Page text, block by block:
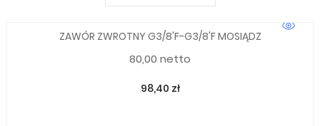
ZAWÓR ZWROTNY G3/8'F-G3/8'F MOSIĄDZ
80,00 netto
98,40 zł